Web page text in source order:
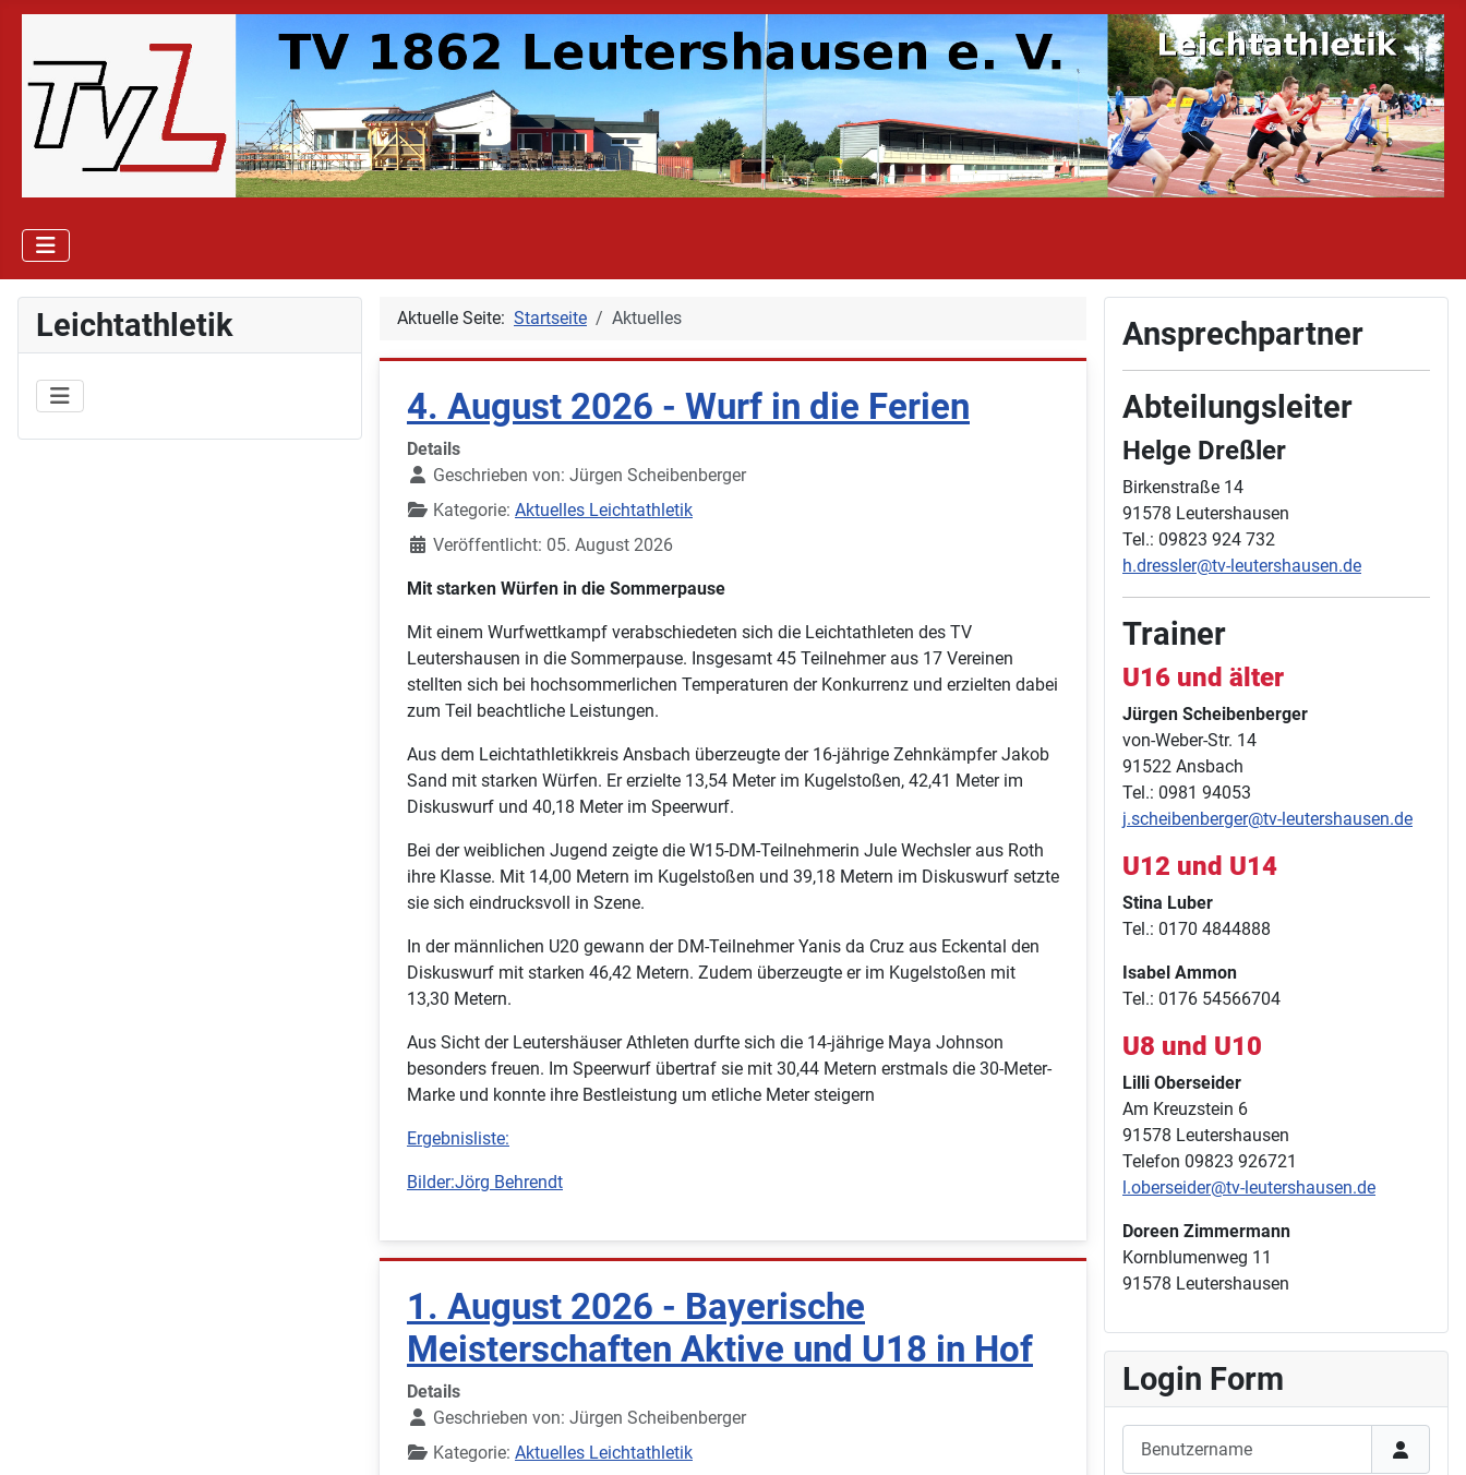
Leichtathletik Aktuelle Seite: Startseite Aktuelles
4. August 2026 - Wurf in die Ferien
Details
Geschrieben von: Jürgen Scheibenberger
Kategorie: Aktuelles Leichtathletik
Veröffentlicht: 05. August 2026
Mit starken Würfen in die Sommerpause
Mit einem Wurfwettkampf verabschiedeten sich die Leichtathleten des TV
Leutershausen in die Sommerpause. Insgesamt 45 Teilnehmer aus 17 Vereinen
stellten sich bei hochsommerlichen Temperaturen der Konkurrenz und erzielten dabei
zum Teil beachtliche Leistungen.
Aus dem Leichtathletikkreis Ansbach überzeugte der 16-jährige Zehnkämpfer Jakob
Sand mit starken Würfen. Er erzielte 13,54 Meter im Kugelstoßen, 42,41 Meter im
Diskuswurf und 40,18 Meter im Speerwurf.
Bei der weiblichen Jugend zeigte die W15-DM-Teilnehmerin Jule Wechsler aus Roth
ihre Klasse. Mit 14,00 Metern im Kugelstoßen und 39,18 Metern im Diskuswurf setzte
sie sich eindrucksvoll in Szene.
In der männlichen U20 gewann der DM-Teilnehmer Yanis da Cruz aus Eckental den
Diskuswurf mit starken 46,42 Metern. Zudem überzeugte er im Kugelstoßen mit
13,30 Metern.
Aus Sicht der Leutershäuser Athleten durfte sich die 14-jährige Maya Johnson
besonders freuen. Im Speerwurf übertraf sie mit 30,44 Metern erstmals die 30-Meter-
Marke und konnte ihre Bestleistung um etliche Meter steigern
Ergebnisliste:
Bilder:Jörg Behrendt
1. August 2026 - Bayerische
Meisterschaften Aktive und U18 in Hof
Details
Geschrieben von: Jürgen Scheibenberger
Kategorie: Aktuelles Leichtathletik
Ansprechpartner
Abteilungsleiter
Helge Dreßler
Birkenstraße 14
91578 Leutershausen
Tel.: 09823 924 732
h.dressler@tv-leutershausen.de
Trainer
U16 und älter
Jürgen Scheibenberger
von-Weber-Str. 14
91522 Ansbach
Tel.: 0981 94053
j.scheibenberger@tv-leutershausen.de
U12 und U14
Stina Luber
Tel.: 0170 4844888
Isabel Ammon
Tel.: 0176 54566704
U8 und U10
Lilli Oberseider
Am Kreuzstein 6
91578 Leutershausen
Telefon 09823 926721
l.oberseider@tv-leutershausen.de
Doreen Zimmermann
Kornblumenweg 11
91578 Leutershausen
Login Form